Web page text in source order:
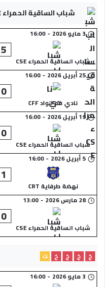
شباب الساقية الحمراء CSE
3 مايو 2026 -
16:00
شباب الساقية الحمراء CSE
5
25 أبريل 2026 -
16:00
نادي فم الواد CFF
0
19 أبريل 2026 -
16:00
شباب الساقية الحمراء CSE
0
5 أبريل 2026 -
16:00
نهضة طرفاية CRT
1
28 مارس 2026 -
13:00
شباب الساقية الحمراء CSE
0
خ خ خ خ
ت
3 مايو 2026 -
16:00